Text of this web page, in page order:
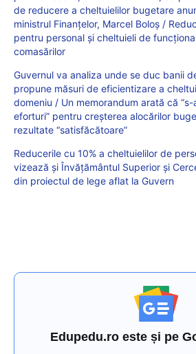
de reducere a cheltuielilor bugetare
ministrul Finanțelor, Marcel Boloș /
pentru personal și cheltuieli de
comasărilor
Guvernul va analiza unde se duc banii
propune măsuri de eficientizare a
domeniu / Un memorandum arată că
eforturi” pentru creșterea alocărilor
rezultate “satisfăcătoare”
Reducerile cu 10% a cheltuielilor de
vizează și Învățământul Superior și
din proiectul de lege aflat la Guvern
Edupedu.ro este și pe